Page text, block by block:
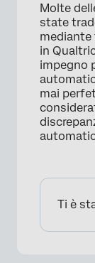
Molte
state
mediante
in
impegno
mai
Ti è